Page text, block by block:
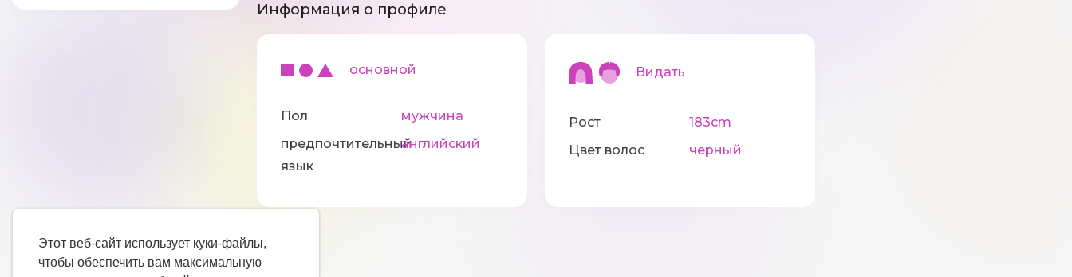
Этот веб-сайт использует куки-файлы,
чтобы обеспечить вам максимальную
Информация о профиле
основной
Пол
мужчина
предпочтительный
язык
английский
Видать
Рост
183cm
Цвет волос
черный